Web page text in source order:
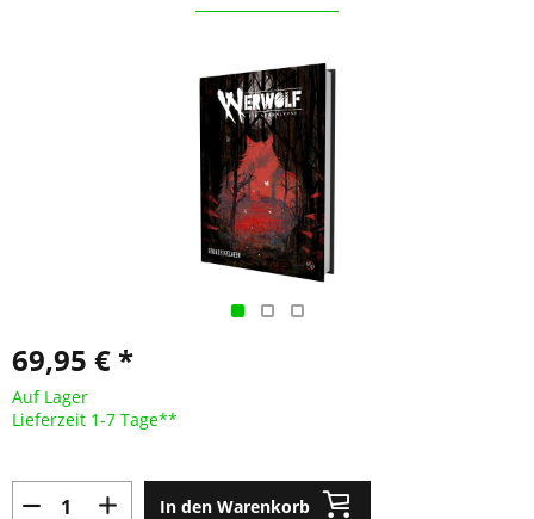
69,95 € *
Auf Lager
Lieferzeit 1-7 Tage**
In den Warenkorb